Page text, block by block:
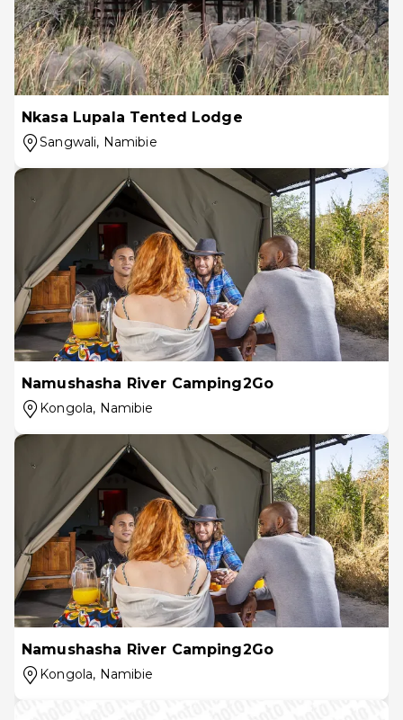
Nkasa Lupala Tented Lodge
Sangwali, Namibie
Namushasha River Camping2Go
Kongola, Namibie
Namushasha River Camping2Go
Kongola, Namibie